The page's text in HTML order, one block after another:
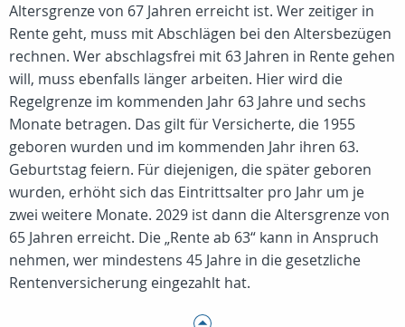
Altersgrenze von 67 Jahren erreicht ist. Wer zeitiger in
Rente geht, muss mit Abschlägen bei den Altersbezügen
rechnen. Wer abschlagsfrei mit 63 Jahren in Rente gehen
will, muss ebenfalls länger arbeiten. Hier wird die
Regelgrenze im kommenden Jahr 63 Jahre und sechs
Monate betragen. Das gilt für Versicherte, die 1955
geboren wurden und im kommenden Jahr ihren 63.
Geburtstag feiern. Für diejenigen, die später geboren
wurden, erhöht sich das Eintrittsalter pro Jahr um je
zwei weitere Monate. 2029 ist dann die Altersgrenze von
65 Jahren erreicht. Die „Rente ab 63“ kann in Anspruch
nehmen, wer mindestens 45 Jahre in die gesetzliche
Rentenversicherung eingezahlt hat.